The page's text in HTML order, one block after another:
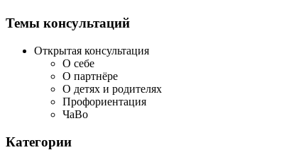
Темы консультаций
Открытая консультация
О себе
О партнёре
О детях и родителях
Профориентация
ЧаВо
Категории